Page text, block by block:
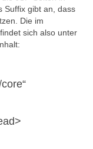
Suffix gibt an, dass
Die im
sich also unter